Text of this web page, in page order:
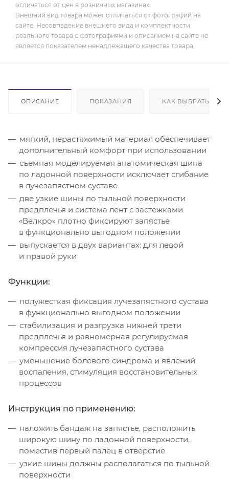
отличаться от цен в розничных магазинах.
Внешний вид товара может отличаться от фотографий на
сайте. Несовпадение внешнего вида и комплектности
реального товара с фотографиями и описанием на сайте не
является показателем ненадлежащего качества товара.
ОПИСАНИЕ ПОКАЗАНИЯ КАК ВЫБРАТЬ
мягкий, нерастяжимый материал обеспечивает
дополнительный комфорт при использовании
съемная моделируемая анатомическая шина
по ладонной поверхности исключает сгибание
в лучезапястном суставе
две узкие шины по тыльной поверхности
предплечья и система лент с застежками
«Велкро» плотно фиксируют запястье
в функционально выгодном положении
выпускается в двух вариантах: для левой
и правой руки
Функции:
полужесткая фиксация лучезапястного сустава
в функционально выгодном положении
стабилизация и разгрузка нижней трети
предплечья и равномерная регулируемая
компрессия лучезапястного сустава
уменьшение болевого синдрома и явлений
воспаления, стимуляция восстановительных
процессов
Инструкция по применению:
наложить бандаж на запястье, расположить
широкую шину по ладонной поверхности,
поместив первый палец в отверстие
узкие шины должны располагаться по тыльной
поверхности